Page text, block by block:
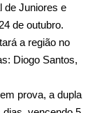
de Juniores e
de outubro.
a região no
Diogo Santos,
prova, a dupla